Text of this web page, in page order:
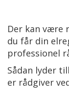
Der kan være
du får din
professionel
Sådan lyder
er rådgiver